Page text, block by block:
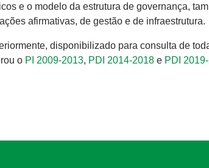
e o modelo da estrutura de governança,
afirmativas, de gestão e de infraestrutura.
disponibilizado para consulta de
o PI 2009-2013, PDI 2014-2018 e PDI